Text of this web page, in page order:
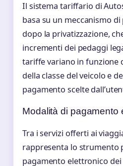
Il sistema tariffario di
basa su un meccanismo
dopo la privatizzazione,
incrementi dei pedaggi
tariffe variano in funzione
della classe del veicolo e
pagamento scelte
Modalità di pagamento
Tra i servizi offerti ai
rappresenta lo strumento
pagamento elettronico